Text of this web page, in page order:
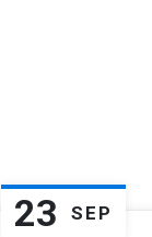
23 SEP